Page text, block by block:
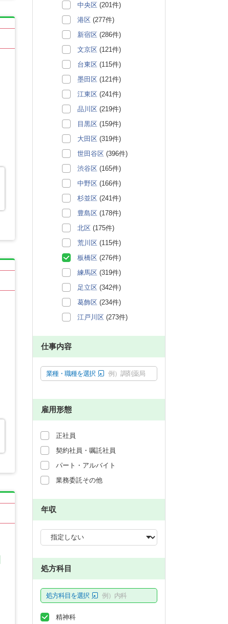
中央区 (201件)
港区 (277件)
新宿区 (286件)
文京区 (121件)
台東区 (115件)
墨田区 (121件)
江東区 (241件)
品川区 (219件)
目黒区 (159件)
大田区 (319件)
世田谷区 (396件)
渋谷区 (165件)
中野区 (166件)
杉並区 (241件)
豊島区 (178件)
北区 (175件)
荒川区 (115件)
板橋区 (276件)
練馬区 (319件)
足立区 (342件)
葛飾区 (234件)
江戸川区 (273件)
仕事内容
業種・職種を選択 例）調剤薬局
雇用形態
正社員
契約社員・嘱託社員
パート・アルバイト
業務委託その他
年収
処方科目
処方科目を選択 例）内科
精神科